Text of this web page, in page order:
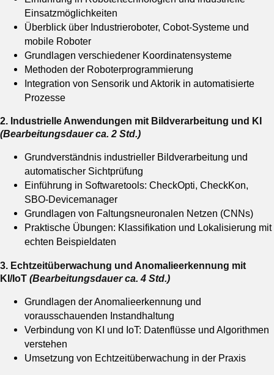
Einsatzmöglichkeiten
Überblick über Industrieroboter, Cobot-Systeme und
mobile Roboter
Grundlagen verschiedener Koordinatensysteme
Methoden der Roboterprogrammierung
Integration von Sensorik und Aktorik in automatisierte
Prozesse
2. Industrielle Anwendungen mit Bildverarbeitung und KI
(Bearbeitungsdauerca. 2 Std.)
Grundverständnis industrieller Bildverarbeitung und
automatischer Sichtprüfung
Einführung in Softwaretools: CheckOpti, CheckKon,
SBO-Devicemanager
Grundlagen von Faltungsneuronalen Netzen (CNNs)
Praktische Übungen: Klassifikation und Lokalisierung mit
echten Beispieldaten
3. Echtzeitüberwachung und Anomalieerkennung mit
KI/IoT (Bearbeitungsdauerca. 4 Std.)
Grundlagen der Anomalieerkennung und
vorausschauenden Instandhaltung
Verbindung von KI und IoT: Datenflüsse und Algorithmen
verstehen
Umsetzung von Echtzeitüberwachung in der Praxis